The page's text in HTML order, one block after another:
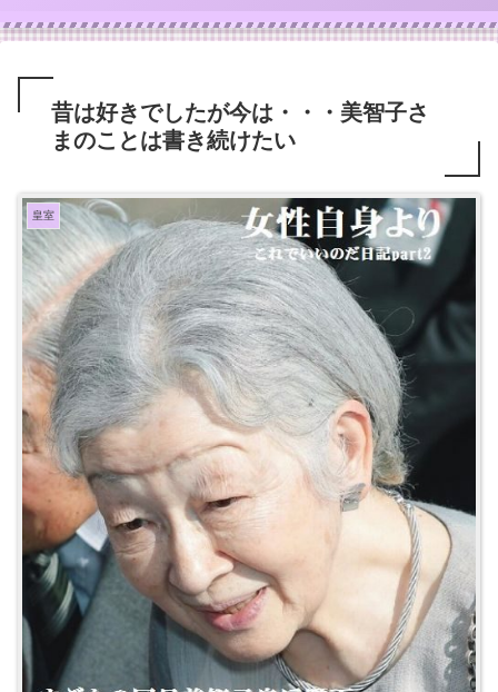
昔は好きでしたが今は・・・美智子さ
まのことは書き続けたい
皇室